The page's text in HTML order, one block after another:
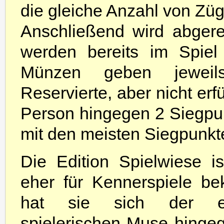
die gleiche Anzahl von
Anschließend wird
werden bereits im Spiel
Münzen geben
Reservierte, aber nicht
Person hingegen 2
mit den meisten
Die Edition Spielwiese
eher für Kennerspiele
hat sie sich der